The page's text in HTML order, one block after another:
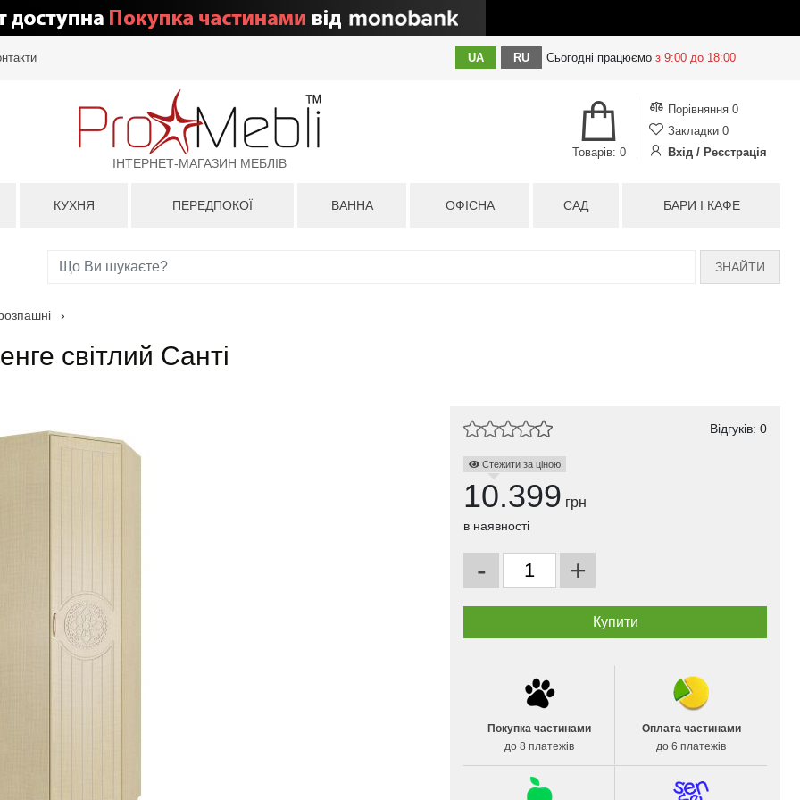
UA RU Сьогодні працюємо з 9:00 до 18:00
ІНТЕРНЕТ-МАГАЗИН МЕБЛІВ
Порівняння 0
Закладки 0
Вхід / Реєстрація
Товарів: 0
КУХНЯ ПЕРЕДПОКОЇ ВАННА ОФІСНА САД БАРИ І КАФЕ
ЗНАЙТИ
›
світлий Санті
Відгуків: 0
Стежити за ціною
10.399 грн
в наявності
- +
Покупка частинами
до 8 платежів
Оплата частинами
до 6 платежів